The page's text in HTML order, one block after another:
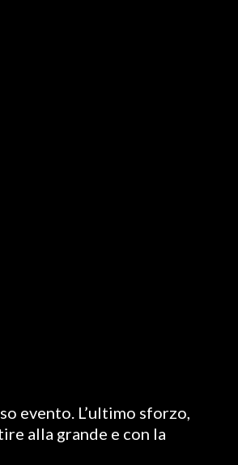
evento. L’ultimo sforzo,
alla grande e con la